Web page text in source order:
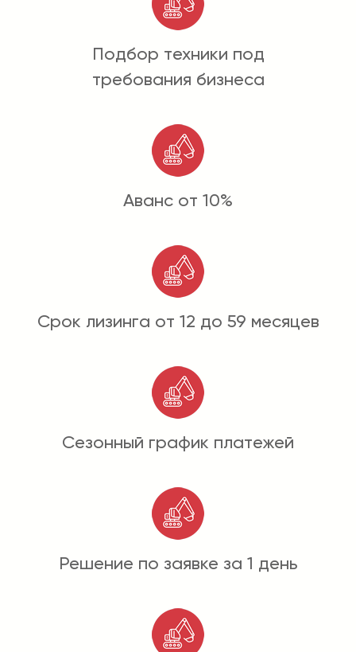
Подбор техники под
требования бизнеса
Аванс от 10%
Срок лизинга от 12 до 59 месяцев
Сезонный график платежей
Решение по заявке за 1 день